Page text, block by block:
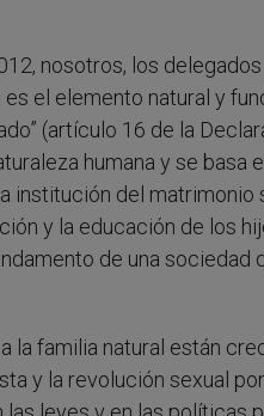
nosotros, los
el elemento natural y
(artículo 16 de la
humana y se basa
institución del
y la educación de los
de una sociedad
la familia natural están
y la revolución sexual